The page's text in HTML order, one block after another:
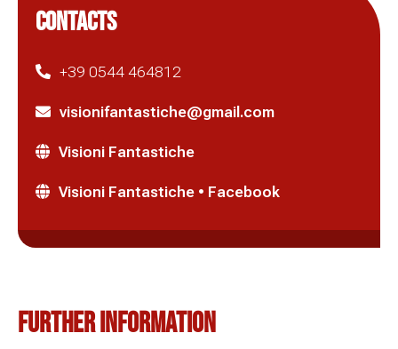
CONTACTS
+39 0544 464812
visionifantastiche@gmail.com
Visioni Fantastiche
Visioni Fantastiche • Facebook
Further information